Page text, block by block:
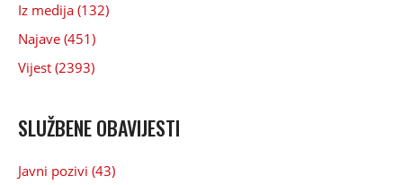
Iz medija (132)
Najave (451)
Vijest (2393)
SLUŽBENE OBAVIJESTI
Javni pozivi (43)